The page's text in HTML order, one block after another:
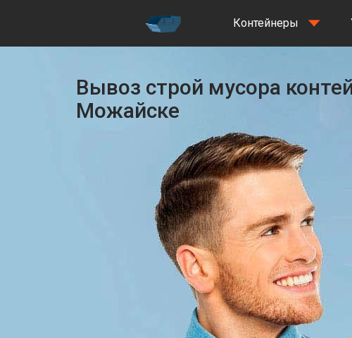
Контейнеры
Вывоз строй мусора
Можайске